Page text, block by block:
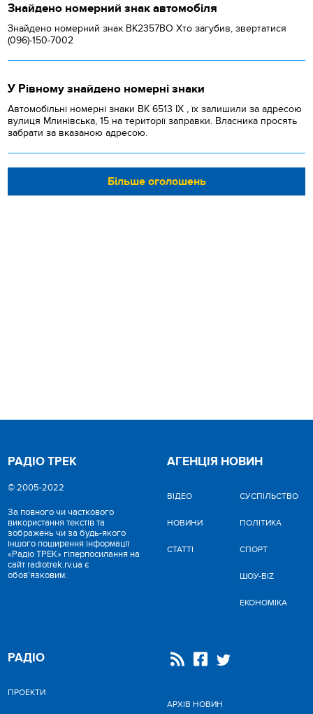
Знайдено номерний знак автомобіля
Знайдено номерний знак ВК2357ВО Хто загубив, звертатися
(096)-150-7002
У Рівному знайдено номерні знаки
Автомобільні номерні знаки BK 6513 IX , їх залишили за адресою
вулиця Млинівська, 15 на території заправки. Власника просять
забрати за вказаною адресою.
Більше оголошень
РАДІО ТРЕК
© 2005-2022
За повного чи часткового
використання текстів та
зображень чи за будь-якого
іншого поширення інформації
«Радіо ТРЕК» гіперпосилання на
сайт radiotrek.rv.ua є
обов'язковим.
АГЕНЦІЯ НОВИН
ВІДЕО
НОВИНИ
СТАТТІ
CУСПІЛЬСТВО
ПОЛІТИКА
СПОРТ
ШОУ-BIZ
ЕКОНОМІКА
РАДІО
ПРОЕКТИ
АРХІВ НОВИН